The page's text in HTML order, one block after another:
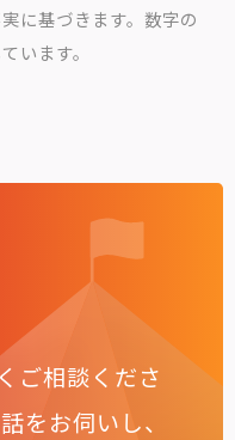
に基づきます。数字の
います。
ご相談くださ
をお伺いし、